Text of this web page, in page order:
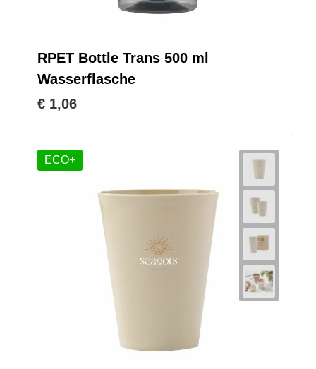
RPET Bottle Trans 500 ml
Wasserflasche
€ 1,06
ECO+